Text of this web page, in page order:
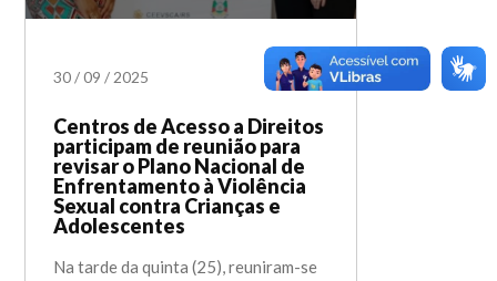
30 /09 /2025
Centros de Acesso a Direitos
participam de reunião para
revisar o Plano Nacional de
Enfrentamento à Violência
Sexual contra Crianças e
Adolescentes
Na tarde da quinta (25), reuniram-se